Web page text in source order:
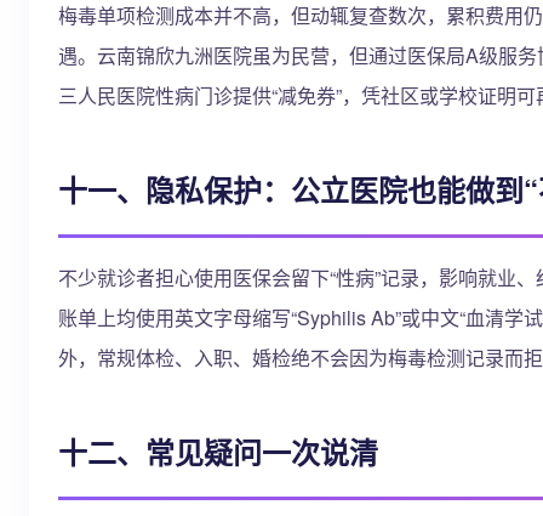
梅毒单项检测成本并不高，但动辄复查数次，累积费用
遇。云南锦欣九洲医院虽为民营，但通过医保局A级服
三人民医院性病门诊提供“减免券”，凭社区或学校证明
十一、隐私保护：公立医院也能做到
不少就诊者担心使用医保会留下“性病”记录，影响就业
账单上均使用英文字母缩写“Syphilis Ab”或中文“血清学
外，常规体检、入职、婚检绝不会因为梅毒检测记录而
十二、常见疑问一次说清